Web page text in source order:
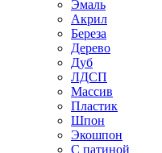
Эмаль
Акрил
Береза
Дерево
Дуб
ЛДСП
Массив
Пластик
Шпон
Экошпон
С патиной